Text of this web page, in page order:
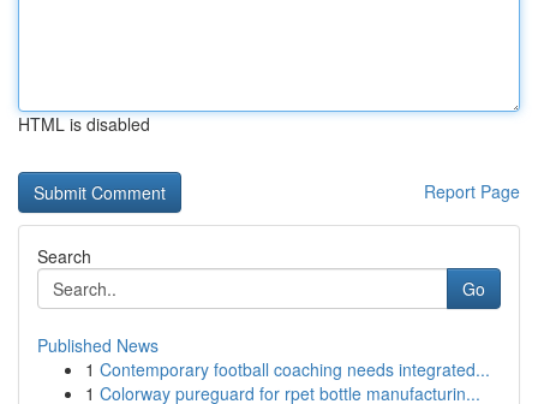
HTML is disabled
Report Page
Search
Go
Published News
1 Contemporary football coaching needs integrated...
1 Colorway pureguard for rpet bottle manufacturin...